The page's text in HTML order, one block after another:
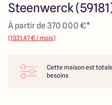
Qui sommes-
Maisons ARLOGIS Nord
Steenwerck
À partir de 370 000 €*
(1331.47 € / mois)
Cette maison est
besoins